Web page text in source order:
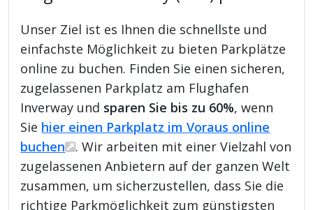
Unser Ziel ist es Ihnen die schnellste und
einfachste Möglichkeit zu bieten Parkplätze
online zu buchen. Finden Sie einen sicheren,
zugelassenen Parkplatz am Flughafen
Inverway und sparen Sie bis zu 60%, wenn
Sie hier einen Parkplatz im Voraus online
buchen
. Wir arbeiten mit einer Vielzahl von
zugelassenen Anbietern auf der ganzen Welt
zusammen, um sicherzustellen, dass Sie die
richtige Parkmöglichkeit zum günstigsten